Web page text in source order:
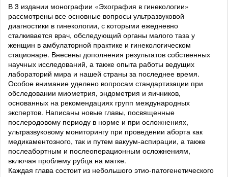
В 3 издании монографии «Эхография в гинекологии»
рассмотрены все основные вопросы ультразвуковой
диагностики в гинекологии, с которыми ежедневно
сталкивается врач, обследующий органы малого таза у
женщин в амбулаторной практике и гинекологическом
стационаре. Внесены дополнения результатов собственных
научных исследований, а также опыта работы ведущих
лабораторий мира и нашей страны за последнее время.
Особое внимание уделено вопросам стандартизации при
обследовании миометрия, эндометрия и яичников,
основанных на рекомендациях групп международных
экспертов. Написаны новые главы, посвященные
послеродовому периоду в норме и при осложнениях,
ультразвуковому мониторингу при проведении аборта как
медикаментозного, так и путем вакуум-аспирации, а также
послеабортным и послеоперационным осложнениям,
включая проблему рубца на матке.
Каждая глава состоит из небольшого этио-патогенетического